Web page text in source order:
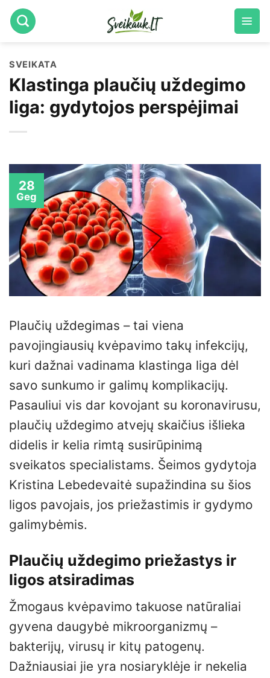
Skip
to
SVEIKATA
Klastinga plaučių uždegimo
liga: gydytojos perspėjimai
28
Geg
Plaučių uždegimas – tai viena
pavojingiausių kvėpavimo takų infekcijų,
kuri dažnai vadinama klastinga liga dėl
savo sunkumo ir galimų komplikacijų.
Pasauliui vis dar kovojant su koronavirusu,
plaučių uždegimo atvejų skaičius išlieka
didelis ir kelia rimtą susirūpinimą
sveikatos specialistams. Šeimos gydytoja
Kristina Lebedevaitė supažindina su šios
ligos pavojais, jos priežastimis ir gydymo
galimybėmis.
Plaučių uždegimo priežastys ir
ligos atsiradimas
Žmogaus kvėpavimo takuose natūraliai
gyvena daugybė mikroorganizmų –
bakterijų, virusų ir kitų patogenų.
Dažniausiai jie yra nosiaryklėje ir nekelia